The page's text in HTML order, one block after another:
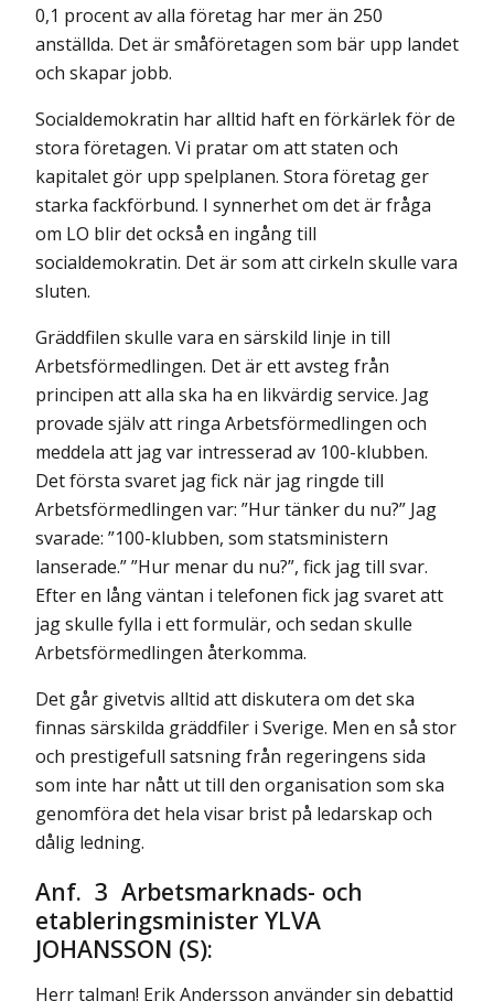
0,1 procent av alla företag har mer än 250
anställda. Det är småföretagen som bär upp landet
och skapar jobb.
Socialdemokratin har alltid haft en förkärlek för de
stora företagen. Vi pratar om att staten och
kapitalet gör upp spelplanen. Stora företag ger
starka fackförbund. I synnerhet om det är fråga
om LO blir det också en ingång till
socialdemokratin. Det är som att cirkeln skulle vara
sluten.
Gräddfilen skulle vara en särskild linje in till
Arbetsförmedlingen. Det är ett avsteg från
principen att alla ska ha en likvärdig service. Jag
provade själv att ringa Arbetsförmedlingen och
meddela att jag var intresserad av 100-klubben.
Det första svaret jag fick när jag ringde till
Arbetsförmed­lingen var: ”Hur tänker du nu?” Jag
svarade: ”100-klubben, som statsministern
lanserade.” ”Hur menar du nu?”, fick jag till svar.
Efter en lång väntan i telefonen fick jag svaret att
jag skulle fylla i ett formulär, och sedan skulle
Arbetsförmedlingen återkomma.
Det går givetvis alltid att diskutera om det ska
finnas särskilda gräddfiler i Sverige. Men en så stor
och prestigefull satsning från regeringens sida
som inte har nått ut till den organisation som ska
genomföra det hela visar brist på ledarskap och
dålig ledning.
Anf. 3 Arbetsmarknads- och
etableringsminister YLVA
JOHANSSON (S):
Herr talman! Erik Andersson använder sin debattid